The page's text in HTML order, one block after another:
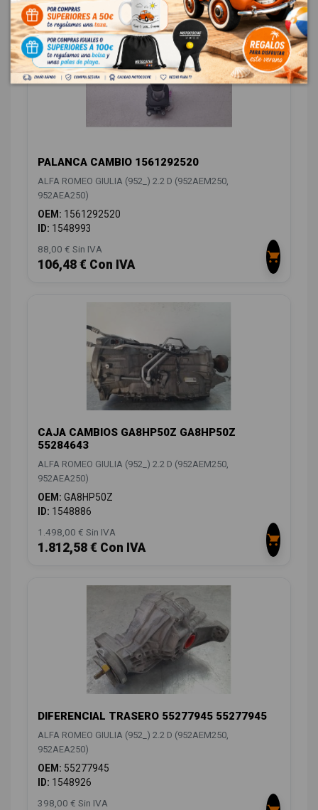
PALANCA CAMBIO 1561292520
ALFA ROMEO GIULIA (952_) 2.2 D (952AEM250,
952AEA250)
OEM: 1561292520
ID: 1548993
88,00 € Sin IVA
106,48 € Con IVA
CAJA CAMBIOS GA8HP50Z GA8HP50Z
55284643
ALFA ROMEO GIULIA (952_) 2.2 D (952AEM250,
952AEA250)
OEM: GA8HP50Z
ID: 1548886
1.498,00 € Sin IVA
1.812,58 € Con IVA
DIFERENCIAL TRASERO 55277945 55277945
ALFA ROMEO GIULIA (952_) 2.2 D (952AEM250,
952AEA250)
OEM: 55277945
ID: 1548926
398,00 € Sin IVA